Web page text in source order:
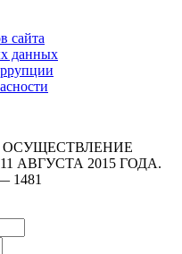
сайта
данных
ОСУЩЕСТВЛЕНИЕ
АВГУСТА 2015 ГОДА.